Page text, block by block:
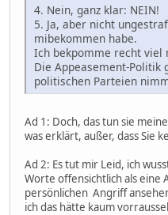
4. Nein, ganz klar: NEIN!
5. Ja, aber nicht
mibekommen habe.
Ich bekpomme recht viel
Die Appeasement-Politik
politischen Parteien
Ad 1: Doch, das tun sie
was erklärt, außer, dass Sie
Ad 2: Es tut mir Leid, ich
Worte offensichtlich als eine
persönlichen Angriff
ich das hätte kaum